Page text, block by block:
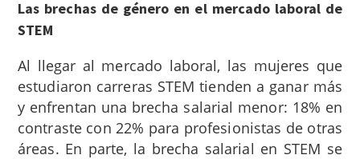
Las brechas de género en el mercado laboral de
STEM
Al llegar al mercado laboral, las mujeres que
estudiaron carreras STEM tienden a ganar más
y enfrentan una brecha salarial menor: 18% en
contraste con 22% para profesionistas de otras
áreas. En parte, la brecha salarial en STEM se